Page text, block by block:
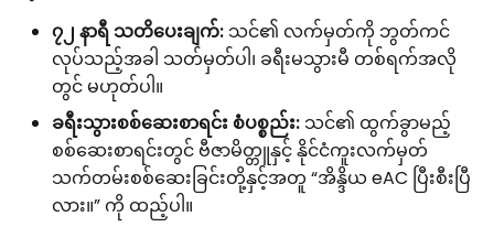
၇၂ နာရီ သတိပေးချက်: သင်၏ လက်မှတ်ကို ဘွတ်ကင်
လုပ်သည့်အခါ သတ်မှတ်ပါ၊ ခရီးမသွားမီ တစ်ရက်အလို
တွင် မဟုတ်ပါ။
ခရီးသွားစစ်ဆေးစာရင်း စံပစ္စည်း: သင်၏ ထွက်ခွာမည့်
စစ်ဆေးစာရင်းတွင် ဗီဇာမိတ္တူနှင့် နိုင်ငံကူးလက်မှတ်
သက်တမ်းစစ်ဆေးခြင်းတို့နှင့်အတူ “အိန္ဒိယ eAC ပြီးစီးပြီ
လား။” ကို ထည့်ပါ။